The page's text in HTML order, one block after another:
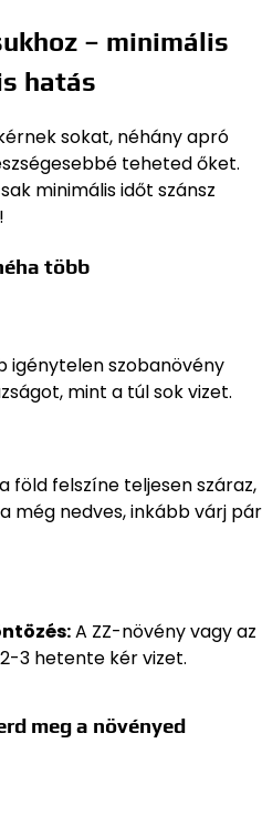
– minimális
hatás
sokat, néhány apró
teheted őket.
minimális időt szánsz
több
igénytelen szobanövény
mint a túl sok vizet.
föld felszíne teljesen száraz,
még nedves, inkább várj pár
A ZZ-növény vagy az
3 hetente kér vizet.
meg a növényed